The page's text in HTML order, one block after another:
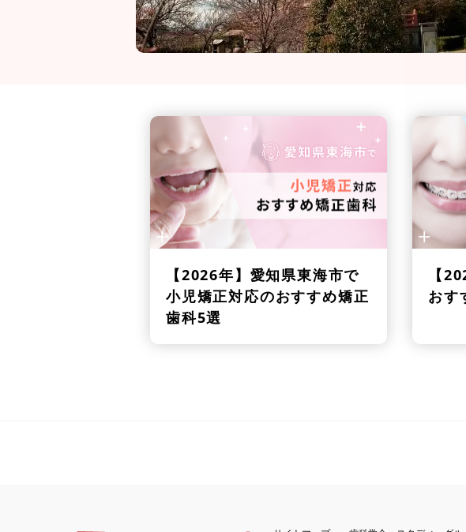
【2026年】 愛知県東海市で
小児矯正対応のおすすめ矯正
歯科5選
【
おす